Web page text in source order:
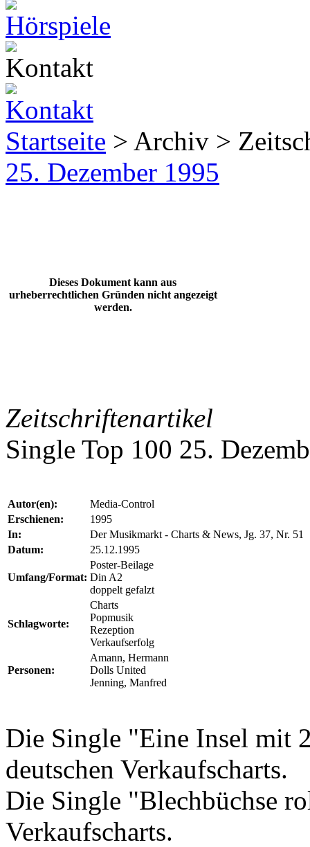
Startseite > Archiv >
25. Dezember 1995
Dieses Dokument kann aus
urheberrechtlichen Gründen nicht angezeigt
werden.
Zeitschriftenartikel
Single Top 100 25.
Autor(en):
Media-Control
Erschienen:
1995
In:
Der Musikmarkt - Charts & News, Jg. 37, Nr. 51
Datum:
25.12.1995
Umfang/Format:
Poster-Beilage
Din A2
doppelt gefalzt
Schlagworte:
Charts
Popmusik
Rezeption
Verkaufserfolg
Personen:
Amann, Hermann
Dolls United
Jenning, Manfred
Die Single "Eine Insel mit
deutschen Verkaufscharts.
Die Single "Blechbüchse
Verkaufscharts.